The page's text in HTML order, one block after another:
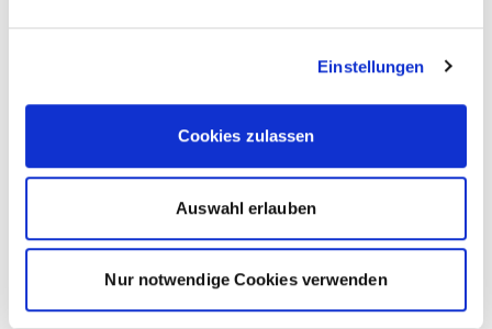
Einstellungen
Cookies zulassen
Auswahl erlauben
Nur notwendige Cookies verwenden